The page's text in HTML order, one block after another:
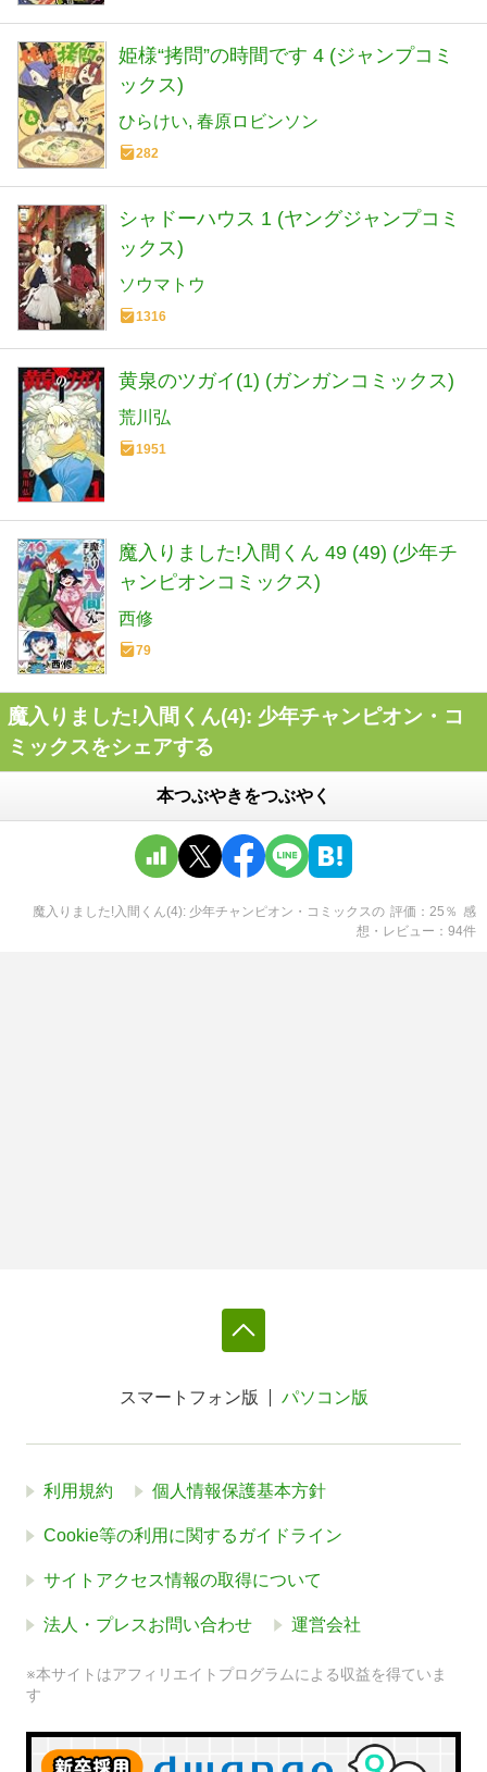
姫様“拷問”の時間です 4 (ジャンプコミ
ックス)
ひらけい 春原ロビンソン
282
シャドーハウス 1 (ヤングジャンプコミ
ックス)
ソウマトウ
1316
黄泉のツガイ(1) (ガンガンコミックス)
荒川弘
1951
魔入りました!入間くん 49 (49) (少年チ
ャンピオンコミックス)
西修
79
魔入りました!入間くん(4): 少年チャンピオン・コ
ミックスをシェアする
本つぶやきをつぶやく
魔入りました!入間くん(4): 少年チャンピオン・コミックスの 評価 25 ％ 感
想・レビュー
94件
スマートフォン版 パソコン版
利用規約 個人情報保護基本方針
Cookie等の利用に関するガイドライン
サイトアクセス情報の取得について
法人・プレスお問い合わせ 運営会社
※本サイトはアフィリエイトプログラムによる収益を得ていま
す